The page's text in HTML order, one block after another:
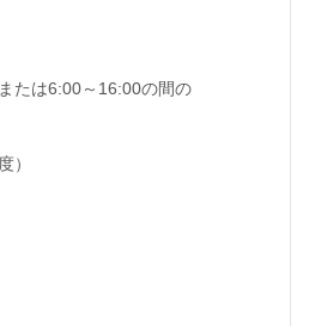
たは6:00～16:00の間の
）